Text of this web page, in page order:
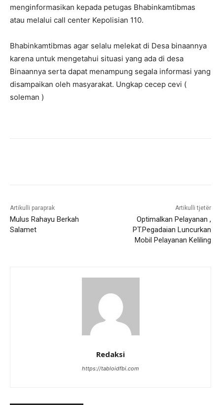
menginformasikan kepada petugas Bhabinkamtibmas
atau melalui call center Kepolisian 110.
Bhabinkamtibmas agar selalu melekat di Desa binaannya
karena untuk mengetahui situasi yang ada di desa
Binaannya serta dapat menampung segala informasi yang
disampaikan oleh masyarakat. Ungkap cecep cevi (
soleman )
Artikulli paraprak
Mulus Rahayu Berkah
Salamet
Artikulli tjetër
Optimalkan Pelayanan ,
PT.Pegadaian Luncurkan
Mobil Pelayanan Keliling
Redaksi
https://tabloidfbi.com